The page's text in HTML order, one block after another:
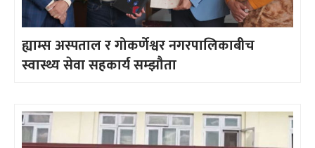
ह्याम्स अस्पताल र गोकर्णेश्वर नगरपालिकाबीच
स्वास्थ्य सेवा सहकार्य सम्झौता